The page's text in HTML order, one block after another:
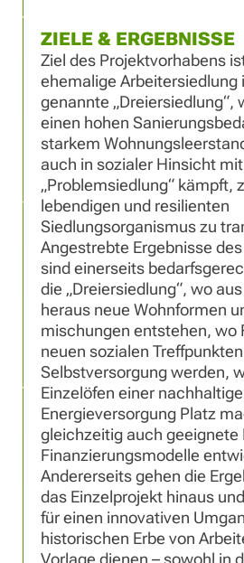
ZIELE & ERGEBNISSE
Ziel des Projektvorhabens
ehemalige Arbeitersiedlung
genannte „Dreiersiedlung“,
einen hohen
starkem
auch in sozialer Hinsicht
„Problemsiedlung“ kämpft,
lebendigen und resilienten
Siedlungsorganismus zu
Angestrebte Ergebnisse
sind einerseits
die „Dreiersiedlung“, wo
heraus neue Wohnformen
mischungen entstehen, wo
neuen sozialen
Selbstversorgung werden,
Einzelöfen einer
Energieversorgung Platz
gleichzeitig auch geeignete
Finanzierungsmodelle
Andererseits gehen die
das Einzelprojekt hinaus
für einen innovativen
historischen Erbe von
Vorlage dienen – sowohl in